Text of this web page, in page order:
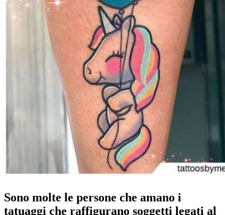
Sono molte le persone che amano i
tatuaggi che raffigurano soggetti legati al